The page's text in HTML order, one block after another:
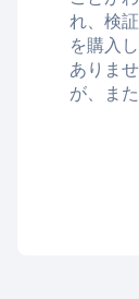
れ、検
を購入
ありま
が、ま